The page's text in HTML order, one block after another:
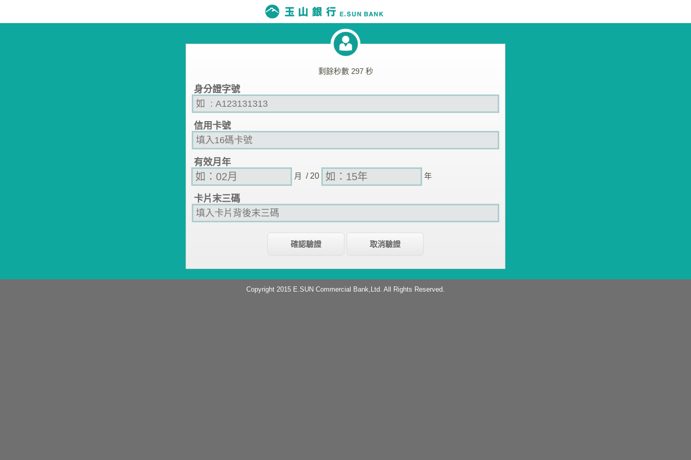
剩餘秒數 297秒
身分證字號
信用卡號
有效月年
月 / 20 年
卡片末三碼
Copyright 2015 E.SUN Commercial Bank,Ltd. All Rights Reserved.